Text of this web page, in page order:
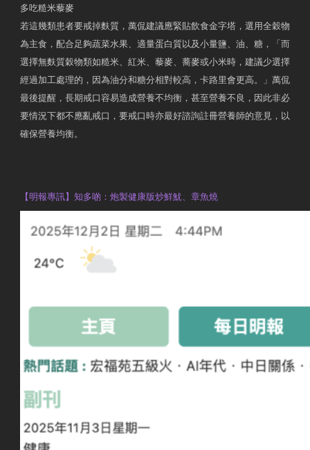
多吃糙米藜麥
若這幾類患者要戒掉麩質，萬侃建議應緊貼飲食金字塔，選用全穀物
為主食，配合足夠蔬菜水果、適量蛋白質以及小量鹽、油、糖，「而
選擇無麩質穀物類如糙米、紅米、藜麥、蕎麥或小米時，建議少選擇
經過加工處理的，因為油分和糖分相對較高，卡路里會更高。」萬侃
最後提醒，長期戒口容易造成營養不均衡，甚至營養不良，因此非必
要情況下都不應亂戒口，要戒口時亦最好諮詢註冊營養師的意見，以
確保營養均衡。
【明報專訊】知多啲：炮製健康版炒鮮魷、章魚燒